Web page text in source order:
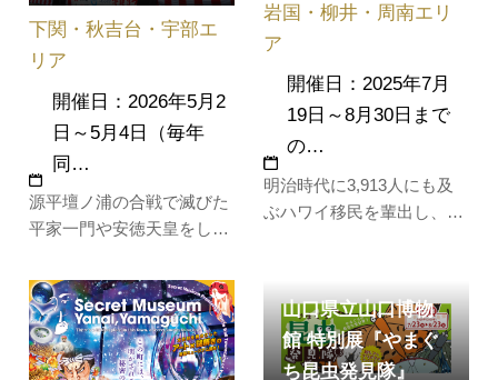
違いな…
る石を周る…
源平壇ノ浦の合戦で滅びた
平家一門や安徳天皇をしの
に鎧武者が乗り込み源平両
軍の紅白ののぼり幟をたな
びかせて行われる「源平船
合戦」など、豪華多彩なイ
下関・秋吉台・宇部エ
リア
開催日：2026年5月2
日～5月4日（毎年
同…
明治時代に3,913人にも及
ぶハワイ移民を輩出し、ハ
間の毎週土曜日にフラを披
露するサタデーフラ、略し
て「サタフラ」を開催しま
岩国・柳井・周南エリ
ア
開催日：2025年7月
19日～8月30日まで
の…
山口県立山口博物
館 特別展『やまぐ
ち昆虫発見隊』